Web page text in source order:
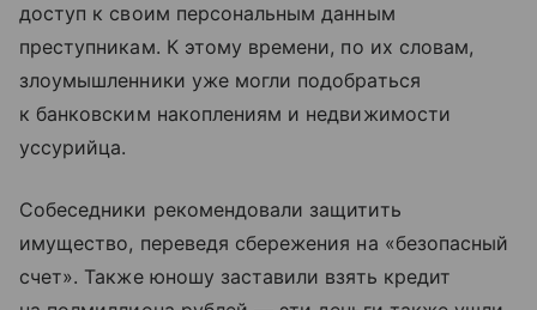
доступ к своим персональным данным
преступникам. К этому времени, по их словам,
злоумышленники уже могли подобраться
к банковским накоплениям и недвижимости
уссурийца.
Собеседники рекомендовали защитить
имущество, переведя сбережения на «безопасный
счет». Также юношу заставили взять кредит